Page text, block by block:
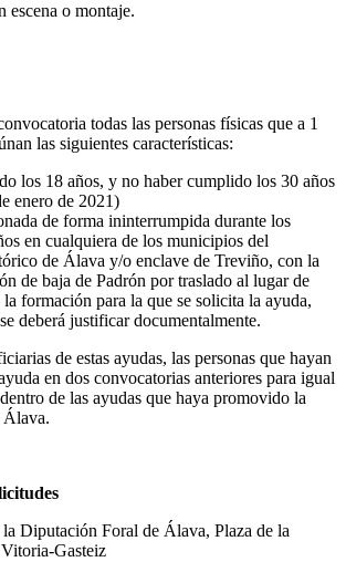
escena o montaje.
todas las personas físicas que a 1
las siguientes características:
los 18 años, y no haber cumplido los 30 años
enero de 2021)
de forma ininterrumpida durante los
en cualquiera de los municipios del
de Álava y/o enclave de Treviño, con la
de baja de Padrón por traslado al lugar de
formación para la que se solicita la ayuda,
deberá justificar documentalmente.
de estas ayudas, las personas que hayan
en dos convocatorias anteriores para igual
de las ayudas que haya promovido la
Álava.
Diputación Foral de Álava, Plaza de la
Gasteiz